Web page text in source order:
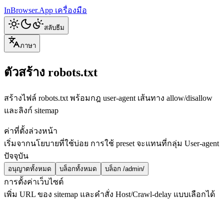
InBrowser.App เครื่องมือ
สลับธีม
ภาษา
ตัวสร้าง robots.txt
สร้างไฟล์ robots.txt พร้อมกฎ user-agent เส้นทาง allow/disallow
และลิงก์ sitemap
ค่าที่ตั้งล่วงหน้า
เริ่มจากนโยบายที่ใช้บ่อย การใช้ preset จะแทนที่กลุ่ม User-agent
ปัจจุบัน
อนุญาตทั้งหมด บล็อกทั้งหมด บล็อก /admin/
การตั้งค่าเว็บไซต์
เพิ่ม URL ของ sitemap และคำสั่ง Host/Crawl-delay แบบเลือกได้